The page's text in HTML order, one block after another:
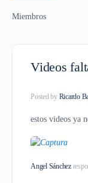
Miembros
Videos
Posted by Ricardo
estos videos ya
Angel Sánchez